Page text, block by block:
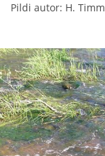
Pildi autor: H. Timm